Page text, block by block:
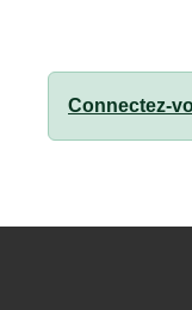
Connectez-